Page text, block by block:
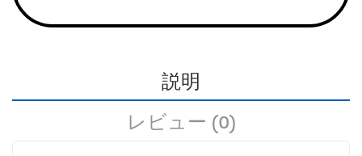
説明
レビュー (0)